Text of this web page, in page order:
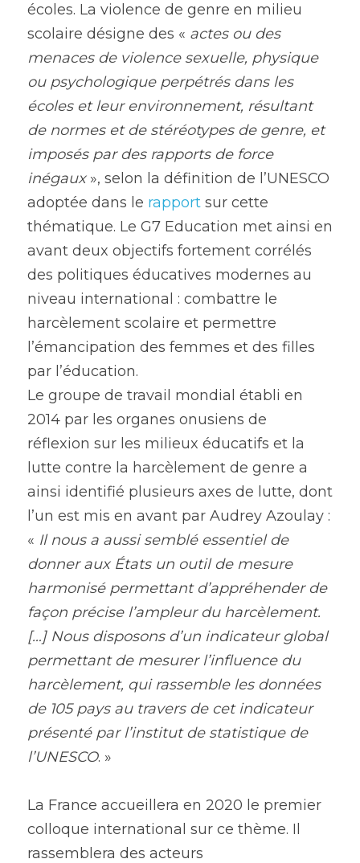
écoles. La violence de genre en milieu
scolaire désigne des « actes ou des
menaces de violence sexuelle, physique
ou psychologique perpétrés dans les
écoles et leur environnement, résultant
de normes et de stéréotypes de genre, et
imposés par des rapports de force
inégaux », selon la définition de l’UNESCO
adoptée dans le rapport sur cette
thématique. Le G7 Education met ainsi en
avant deux objectifs fortement corrélés
des politiques éducatives modernes au
niveau international : combattre le
harcèlement scolaire et permettre
l’émancipation des femmes et des filles
par l’éducation.
Le groupe de travail mondial établi en
2014 par les organes onusiens de
réflexion sur les milieux éducatifs et la
lutte contre la harcèlement de genre a
ainsi identifié plusieurs axes de lutte, dont
l’un est mis en avant par Audrey Azoulay :
« Il nous a aussi semblé essentiel de
donner aux États un outil de mesure
harmonisé permettant d’appréhender de
façon précise l’ampleur du harcèlement.
[…] Nous disposons d’un indicateur global
permettant de mesurer l’influence du
harcèlement, qui rassemble les données
de 105 pays au travers de cet indicateur
présenté par l’institut de statistique de
l’UNESCO. »
La France accueillera en 2020 le premier
colloque international sur ce thème. Il
rassemblera des acteurs